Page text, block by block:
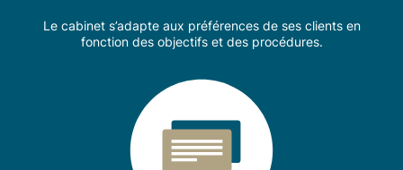
Le cabinet s’adapte aux préférences de ses clients en
fonction des objectifs et des procédures.